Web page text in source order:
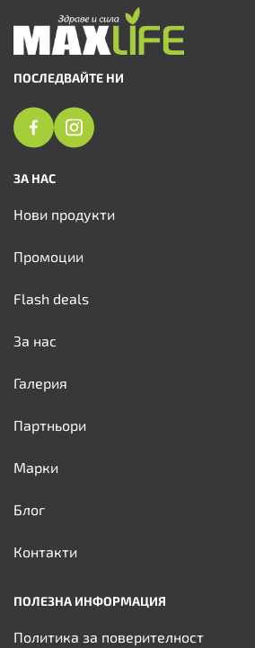
ПОСЛЕДВАЙТЕ НИ
ЗА НАС
Нови продукти
Промоции
Flash deals
За нас
Галерия
Партньори
Марки
Блог
Контакти
ПОЛЕЗНА ИНФОРМАЦИЯ
Политика за поверителност